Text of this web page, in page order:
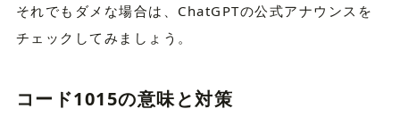
それでもダメな場合は、ChatGPTの公式アナウンスを
チェックしてみましょう。
コード1015の意味と対策